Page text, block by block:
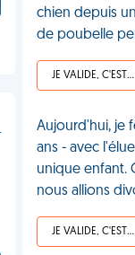
chien depuis
de poubelle
JE VALIDE, C'EST UNE VDM
Aujourd'hui, je
ans - avec
unique enfant.
nous allions
JE VALIDE, C'EST UNE VDM